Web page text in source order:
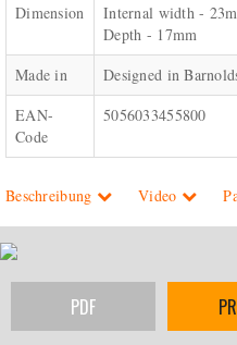
Dimension
Internal width -
Depth - 17mm
Made in
Designed in
EAN-
Code
5056033455800
Beschreibung Video
PDF